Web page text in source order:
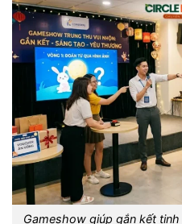
Gameshow giúp gắn kết